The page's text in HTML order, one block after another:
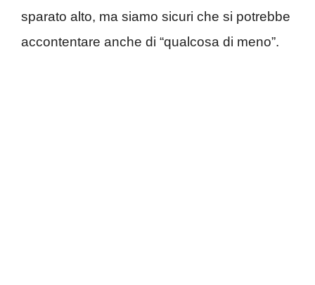
sparato alto, ma siamo sicuri che si potrebbe
accontentare anche di “qualcosa di meno”.